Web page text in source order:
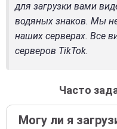
для загрузки вами
водяных знаков. Мы
наших серверах. Все
серверов TikTok.
Часто
Могу ли я